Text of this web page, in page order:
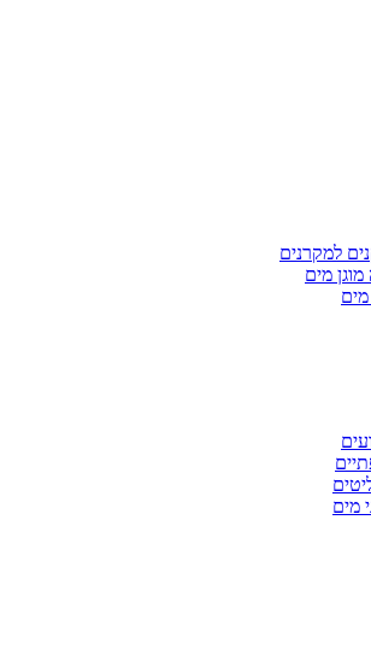
למקרנים
מוגן מים
מים
מים